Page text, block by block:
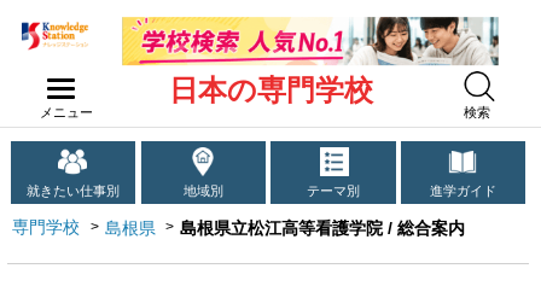
メニュー
日本の専門学校
検索
就きたい仕事別 地域別 テーマ別 進学ガイド
専門学校 島根県 島根県立松江高等看護学院 / 総合案内